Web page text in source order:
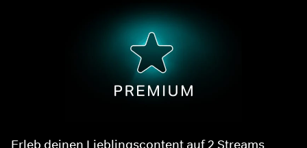
Erleb deinen Lieblingscontent auf 2 Streams